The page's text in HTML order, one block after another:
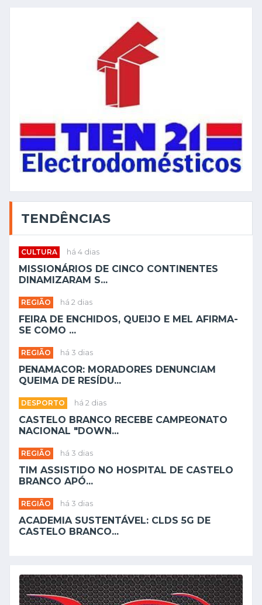
TENDÊNCIAS
CULTURA há 4 dias
MISSIONÁRIOS DE CINCO CONTINENTES
DINAMIZARAM S...
REGIÃO há 2 dias
FEIRA DE ENCHIDOS, QUEIJO E MEL AFIRMA-
SE COMO ...
REGIÃO há 3 dias
PENAMACOR: MORADORES DENUNCIAM
QUEIMA DE RESÍDU...
DESPORTO há 2 dias
CASTELO BRANCO RECEBE CAMPEONATO
NACIONAL "DOWN...
REGIÃO há 3 dias
TIM ASSISTIDO NO HOSPITAL DE CASTELO
BRANCO APÓ...
REGIÃO há 3 dias
ACADEMIA SUSTENTÁVEL: CLDS 5G DE
CASTELO BRANCO...